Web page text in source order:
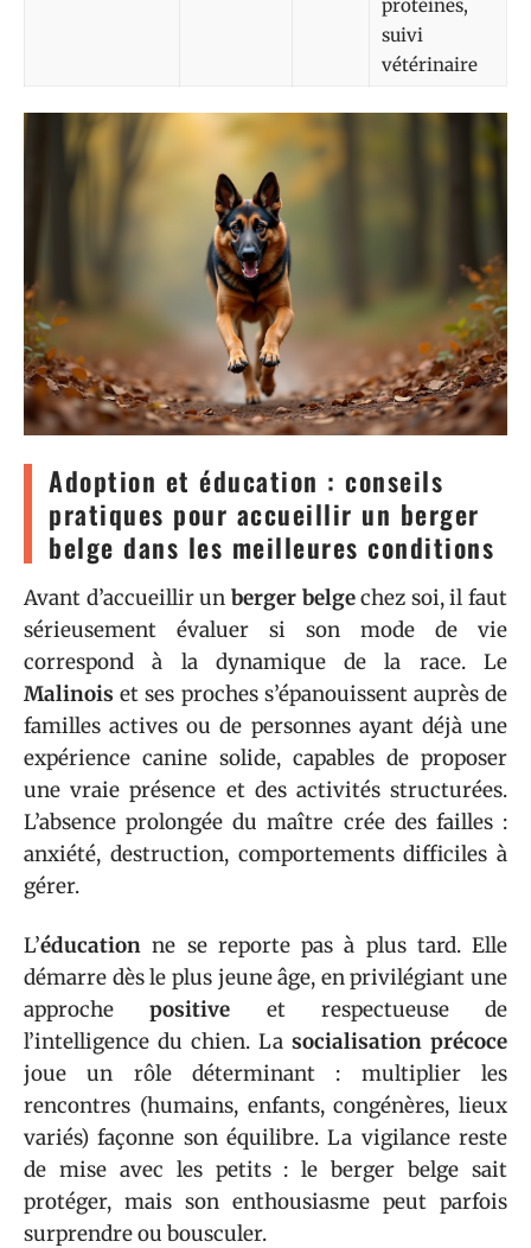
protéines,
suivi
vétérinaire
Adoption et éducation : conseils
pratiques pour accueillir un berger
belge dans les meilleures conditions
Avant d’accueillir un berger belgechez soi, il faut
sérieusement évaluer si son mode de vie
correspond à la dynamique de la race. Le
Malinois et ses proches s’épanouissent auprès de
familles actives ou de personnes ayant déjà une
expérience canine solide, capables de proposer
une vraie présence et des activités structurées.
L’absence prolongée du maître crée des failles :
anxiété, destruction, comportements difficiles à
gérer.
L’éducation ne se reporte pas à plus tard. Elle
démarre dès le plus jeune âge, en privilégiant une
approchepositive et respectueuse de
l’intelligence du chien. La socialisation précoce
joue un rôle déterminant : multiplier les
rencontres (humains, enfants, congénères, lieux
variés) façonne son équilibre. La vigilance reste
de mise avec les petits : le berger belge sait
protéger, mais son enthousiasme peut parfois
surprendre ou bousculer.